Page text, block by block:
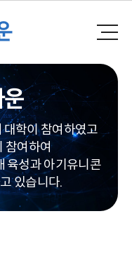
학이 참여하였고
참여하여
육성과 아기유니콘
있습니다.